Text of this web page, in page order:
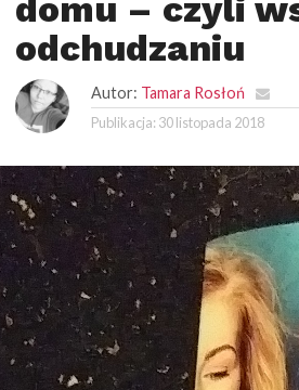
domu – czyli
odchudzaniu
Autor: Tamara Rosłoń
Publikacja: 30 listopada 2018